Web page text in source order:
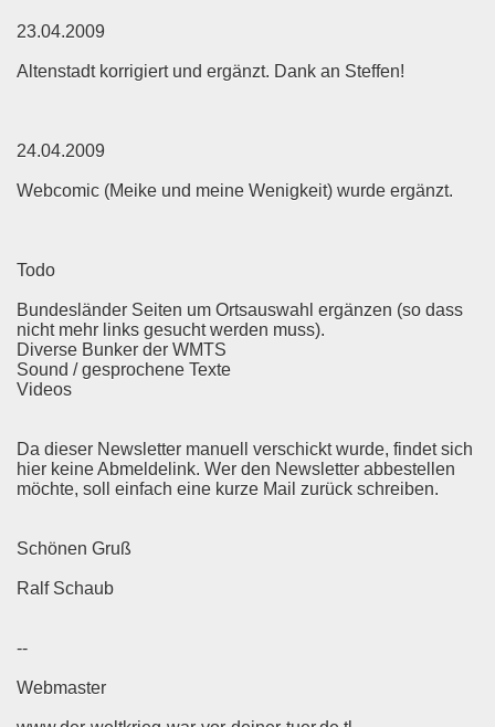
23.04.2009
Altenstadt korrigiert und ergänzt. Dank an Steffen!
24.04.2009
Webcomic (Meike und meine Wenigkeit) wurde ergänzt.
Todo
Bundesländer Seiten um Ortsauswahl ergänzen (so dass
nicht mehr links gesucht werden muss).
Diverse Bunker der WMTS
Sound / gesprochene Texte
Videos
Da dieser Newsletter manuell verschickt wurde, findet sich
hier keine Abmeldelink. Wer den Newsletter abbestellen
möchte, soll einfach eine kurze Mail zurück schreiben.
Schönen Gruß
Ralf Schaub
--
Webmaster